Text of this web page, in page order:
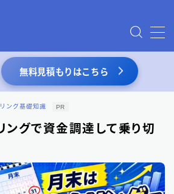
無料見積もりはこちら
ング基礎知識 PR
ングで資金調達して乗り切